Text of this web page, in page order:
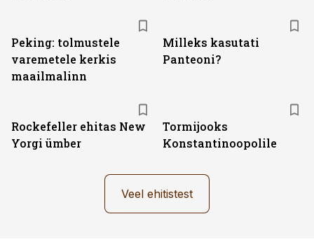
Peking: tolmustele
varemetele kerkis
maailmalinn
Milleks kasutati
Panteoni?
Rockefeller ehitas New
Yorgi ümber
Tormijooks
Konstantinoopolile
Veel ehitistest